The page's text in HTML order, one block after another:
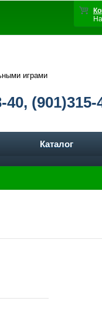
играми
40, (901)315-
Каталог